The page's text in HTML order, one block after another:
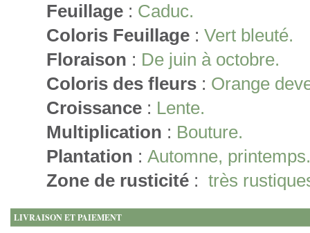
Feuillage : Caduc.
Coloris Feuillage : Vert bleuté.
Floraison : De juin à octobre.
Coloris des fleurs : Orange
Croissance : Lente.
Multiplication : Bouture.
Plantation : Automne, printemps.
Zone de rusticité : très
LIVRAISON ET PAIEMENT